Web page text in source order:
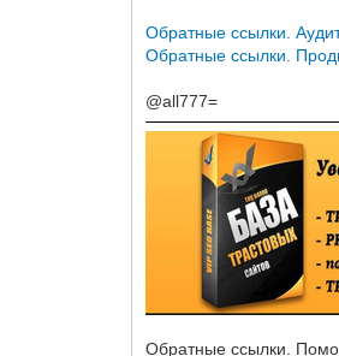
Обратные ссылки.
Обратные ссылки.
@all777=
Обратные ссылки.